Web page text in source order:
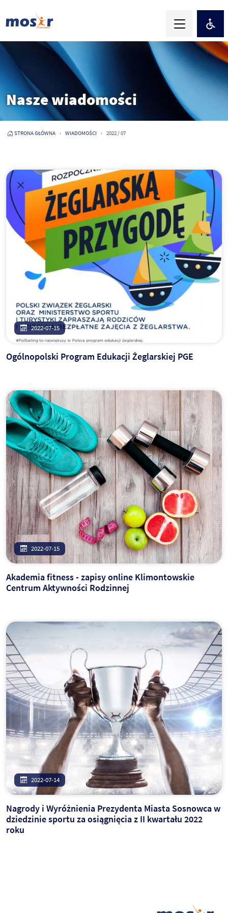
Nasze wiadomości
STRONA GŁÓWNA WIADOMOŚCI 2022 / 07
2022-07-15
Ogólnopolski Program Edukacji Żeglarskiej PGE
2022-07-15
Akademia fitness - zapisy online Klimontowskie
Centrum Aktywności Rodzinnej
2022-07-14
Nagrody i Wyróżnienia Prezydenta Miasta Sosnowca w
dziedzinie sportu za osiągnięcia z II kwartału 2022
roku